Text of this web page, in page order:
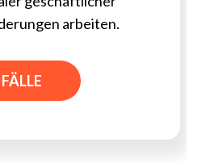
arbeiten.
FÄLLE